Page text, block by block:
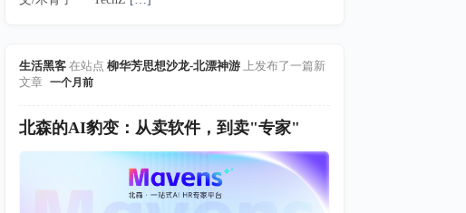
生活黑客在站点 柳华芳思想沙龙-北漂神游上发布了一篇新
文章
一个月前
北森的AI豹变：从卖软件，到卖"专家"